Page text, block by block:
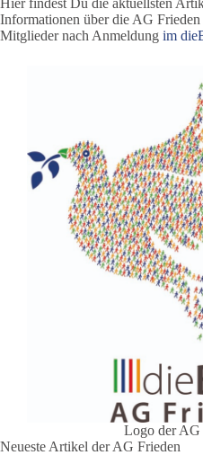
Informationen über die AG
Mitglieder nach Anmeldung im
Logo der AG
Neueste Artikel der AG Frieden